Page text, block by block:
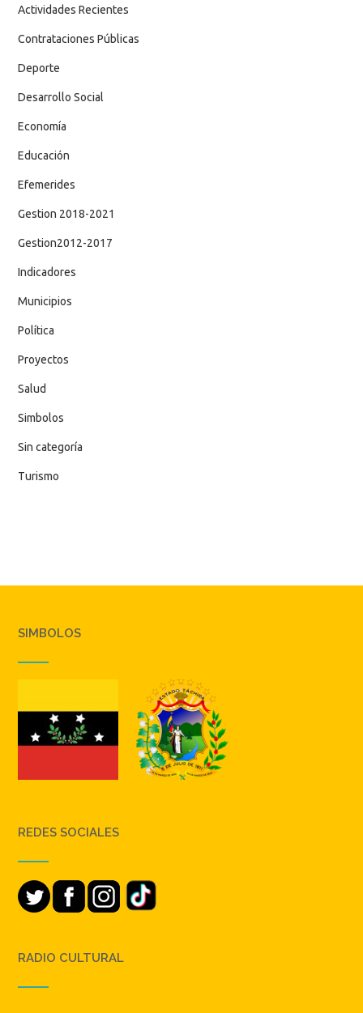
Actividades Recientes
Contrataciones Públicas
Deporte
Desarrollo Social
Economía
Educación
Efemerides
Gestion 2018-2021
Gestion2012-2017
Indicadores
Municipios
Política
Proyectos
Salud
Simbolos
Sin categoría
Turismo
SIMBOLOS
REDES SOCIALES
RADIO CULTURAL